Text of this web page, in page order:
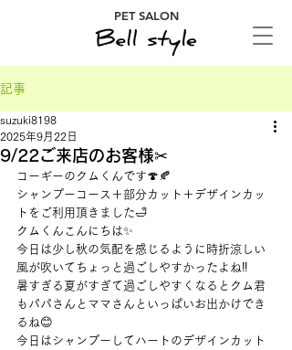
PET SALON
記事
9/22ご来店のお客様✂
suzuki8198
2025年9月22日
コーギーのクムくんです🍄🍂
シャンプーコース＋部分カット＋デザインカッ
トをご利用頂きました🛁
クムくんこんにちは✨
今日は少し秋の気配を感じるように時折涼しい
風が吹いてちょっと過ごしやすかったよね‼
暑すぎる夏がすぎて過ごしやすくなるとクム君
もパパさんとママさんといっぱいお出かけでき
るね😊
今日はシャンプーしてハートのデザインカット